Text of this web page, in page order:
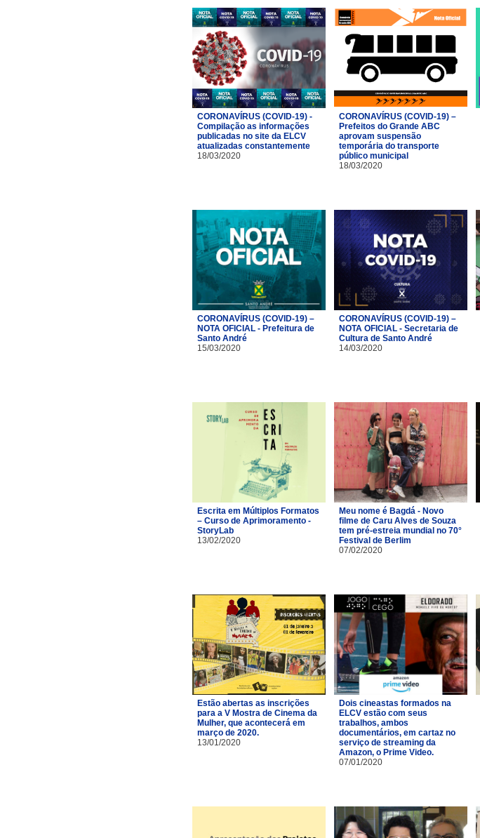
CORONAVÍRUS (COVID-19) -
Compilação as informações
publicadas no site da ELCV
atualizadas constantemente
18/03/2020
CORONAVÍRUS (COVID-19) –
Prefeitos do Grande ABC
aprovam suspensão
temporária do transporte
público municipal
18/03/2020
CORONAVÍRUS (COVID-19) –
NOTA OFICIAL - Prefeitura de
Santo André
15/03/2020
CORONAVÍRUS (COVID-19) –
NOTA OFICIAL - Secretaria de
Cultura de Santo André
14/03/2020
Escrita em Múltiplos Formatos
– Curso de Aprimoramento -
StoryLab
13/02/2020
Meu nome é Bagdá - Novo
filme de Caru Alves de Souza
tem pré-estreia mundial no 70°
Festival de Berlim
07/02/2020
Estão abertas as inscrições
para a V Mostra de Cinema da
Mulher, que acontecerá em
março de 2020.
13/01/2020
Dois cineastas formados na
ELCV estão com seus
trabalhos, ambos
documentários, em cartaz no
serviço de streaming da
Amazon, o Prime Video.
07/01/2020